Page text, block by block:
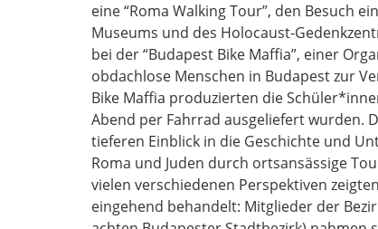
eine “Roma Walking Tour”, den Besuch
Museums und des Holocaust-
bei der “Budapest Bike Maffia”, einer
obdachlose Menschen in Budapest zur
Bike Maffia produzierten die
Abend per Fahrrad ausgeliefert wurden.
tieferen Einblick in die Geschichte und
Roma und Juden durch ortsansässige
vielen verschiedenen Perspektiven
eingehend behandelt: Mitglieder der